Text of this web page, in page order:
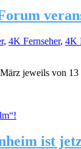
, 4K Fernseher, 4K
jeweils von
ist